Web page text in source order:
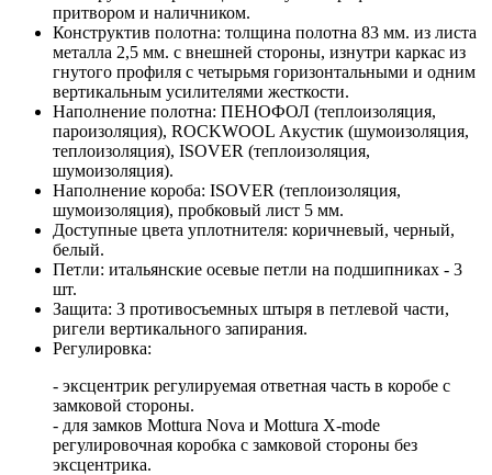
притвором и наличником.
Конструктив полотна: толщина полотна 83 мм. из листа
металла 2,5 мм. с внешней стороны, изнутри каркас из
гнутого профиля с четырьмя горизонтальными и одним
вертикальным усилителями жесткости.
Наполнение полотна: ПЕНОФОЛ (теплоизоляция,
пароизоляция), ROCKWOOL Акустик (шумоизоляция,
теплоизоляция), ISOVER (теплоизоляция,
шумоизоляция).
Наполнение короба: ISOVER (теплоизоляция,
шумоизоляция), пробковый лист 5 мм.
Доступные цвета уплотнителя: коричневый, черный,
белый.
Петли: итальянские осевые петли на подшипниках - 3
шт.
Защита: 3 противосъемных штыря в петлевой части,
ригели вертикального запирания.
Регулировка:
- эксцентрик регулируемая ответная часть в коробе с
замковой стороны.
- для замков Mottura Nova и Mottura X-mode
регулировочная коробка с замковой стороны без
эксцентрика.